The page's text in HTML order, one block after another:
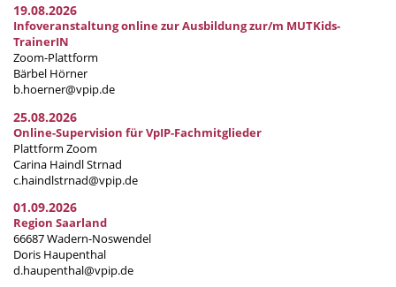
19.08.2026
Infoveranstaltung online zur Ausbildung zur/m MUTKids-
TrainerIN
Zoom-Plattform
Bärbel Hörner
b.hoerner@vpip.de
25.08.2026
Online-Supervision für VpIP-Fachmitglieder
Plattform Zoom
Carina Haindl Strnad
c.haindlstrnad@vpip.de
01.09.2026
Region Saarland
66687 Wadern-Noswendel
Doris Haupenthal
d.haupenthal@vpip.de